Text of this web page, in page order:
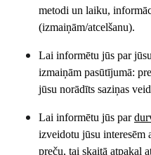
metodi un laiku,
(izmaiņām/atcelšanu).
Lai informētu jūs par
izmaiņām pasūtījumā:
jūsu norādīts saziņas
Lai informētu jūs par
izveidotu jūsu interesēm
preču, tai skaitā atpakaļ